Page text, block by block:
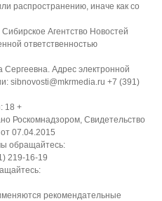
распространению, иначе как со
Агентство Новостей
ответственностью
Адрес электронной
sibnovosti@mkrmedia.ru +7 (391)
18 +
Роскомнадзором, Свидетельство
07.04.2015
обращайтесь:
219-16-19
рекомендательные